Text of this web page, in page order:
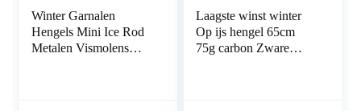
Winter Garnalen
Hengels Mini Ice Rod
Metalen Vismolens
Laagste winst winter
Op ijs hengel 65cm
75g carbon Zware